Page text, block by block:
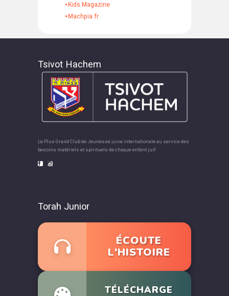
Kids Magazine
Machpia.fr
Tsivot Hachem
Le Plus Grand Club de Jeunesse juive internationale au service des
besoins matériels et spirituels de chaque enfant juif.
Torah Junior
ÉCOUTE
L'HISTOIRE
TÉLÉCHARGE